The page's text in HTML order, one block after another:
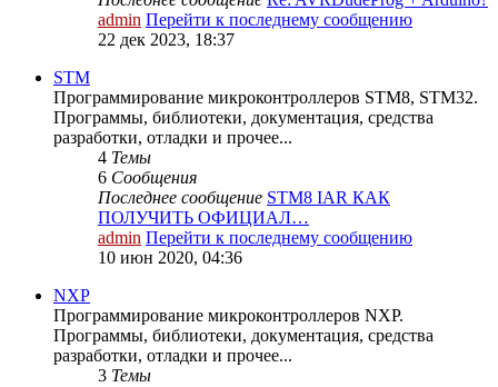
admin Перейти к последнему сообщению
22 дек 2023, 18:37
STM
Программирование микроконтроллеров STM8, STM32.
Программы, библиотеки, документация, средства
разработки, отладки и прочее...
4 Темы
6 Сообщения
Последнее сообщение STM8 IAR КАК
ПОЛУЧИТЬ ОФИЦИАЛ…
admin Перейти к последнему сообщению
10 июн 2020, 04:36
NXP
Программирование микроконтроллеров NXP.
Программы, библиотеки, документация, средства
разработки, отладки и прочее...
3 Темы